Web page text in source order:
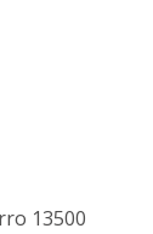
13500